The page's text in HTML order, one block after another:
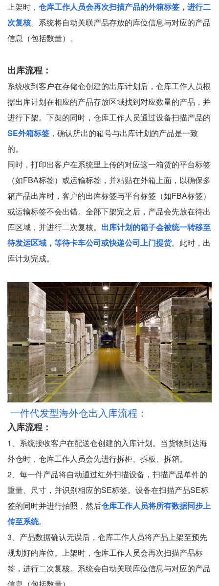
上架时， 仓库工作人员会再次扫描产品的外箱标签，进行二
次复核。系统将自动关联产品存放的库位信息与对应的产品
信息（包括数量）。
出库流程：
系统收到客户在存储仓创建的出库计划后，仓库工作人员根
据出库计划在相应的产品存放区域找到对应数量的产品，并
进行下架。下架的同时，仓库工作人员通过设备扫描产品的
SE外箱标签 ，确认所出的箱号与出库计划的产品是一致
的。
同时，打印出客户在系统里上传的对应这一箱货的平台标签
（如FBA标签）或运输标签，并粘贴在外箱上面，以确保多
箱产品出库时，客户的出库标签与平台标签（如FBA标签）
或运输标签不会出错。全部下架完之后，产品会先放在待出
库区域，并进行二次复核。 出库计划的箱子会被统一转移至
待发运区域，等待卡车公司或快递公司上门提货。此时，出
库计划完成。
一件代发型海外仓出入库流程：
入库流程：
1、系统接收客户在配送仓创建的入库计划。当货物到达海
外仓时，仓库工作人员会先进行拆柜、拆板、拆箱。
2、每一件产品将自动通过红外扫描设备，扫描产品单件的
重量、尺寸，并识别相应的SE标签。设备在扫描产品SE标
签的同时并进行拍照，然后仓库工作人员将所有数据同步上
传至系统。
3、产品数据确认无误后，仓库工作人员将产品上架至预先
规划好的库位。上架时，仓库工作人员会再次扫描产品标
签，进行二次复核。系统会自动关联库位信息与对应的产品